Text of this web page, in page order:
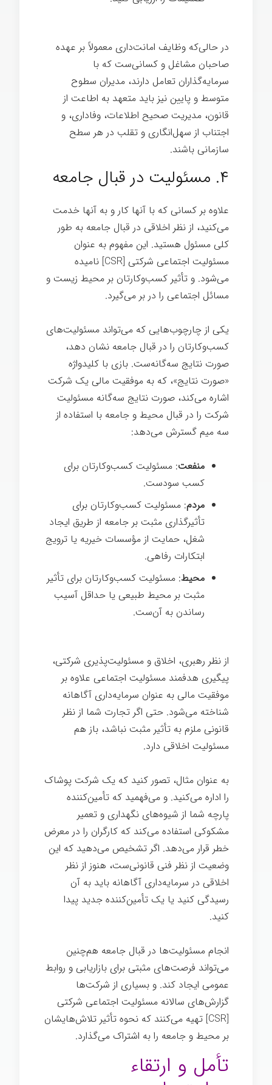
در حالی‌که وظایف امانت‌داری معمولاً بر عهده
صاحبان مشاغل و کسانی‌ست که با
سرمایه‌گذاران تعامل دارند، مدیران سطوح
متوسط و پایین نیز باید متعهد به اطاعت از
قانون، مدیریت صحیح اطلاعات، وفاداری، و
اجتناب از سهل‌انگاری و تقلب در هر سطح
سازمانی باشند.
۴. مسئولیت در قبال جامعه
علاوه بر کسانی که با آنها کار و به آنها خدمت
می‌کنید، از نظر اخلاقی در قبال جامعه به طور
کلی مسئول هستید. این مفهوم به عنوان
مسئولیت اجتماعی شرکتی [CSR] نامیده
می‌شود. و تأثیر کسب‌وکارتان بر محیط زیست و
مسائل اجتماعی را در بر می‌گیرد.
یکی از چارچوب‌هایی که می‌تواند مسئولیت‌های
کسب‌وکارتان را در قبال جامعه نشان دهد،
صورت نتایج سه‌گانه‌ست. بازی با کلیدواژه
«صورت نتایج»، که به موفقیت مالی یک شرکت
اشاره می‌کند، صورت نتایج سه‌گانه مسئولیت
شرکت را در قبال محیط و جامعه با استفاده از
سه میم گسترش می‌دهد:
منفعت: مسئولیت کسب‌وکارتان برای
کسب سودست.
مردم: مسئولیت کسب‌وکارتان برای
تأثیرگذاری مثبت بر جامعه از طریق ایجاد
شغل، حمایت از مؤسسات خیریه یا ترویج
ابتکارات رفاهی.
محیط: مسئولیت کسب‌وکارتان برای تأثیر
مثبت بر محیط طبیعی یا حداقل آسیب
رساندن به آن‌ست.
از نظر رهبری، اخلاق و مسئولیت‌پذیری شرکتی،
پیگیری هدفمند مسئولیت اجتماعی علاوه بر
موفقیت مالی به عنوان سرمایه‌داری آگاهانه
شناخته می‌شود. حتی اگر تجارت شما از نظر
قانونی ملزم به تأثیر مثبت نباشد، باز هم
مسئولیت اخلاقی دارد.
به عنوان مثال، تصور کنید که یک شرکت پوشاک
را اداره می‌کنید. و می‌فهمید که تأمین‌کننده
پارچه شما از شیوه‌های نگهداری و تعمیر
مشکوکی استفاده می‌کند که کارگران را در معرض
خطر قرار می‌دهد. اگر تشخیص می‌دهید که این
وضعیت از نظر فنی قانونی‌ست، هنوز از نظر
اخلاقی در سرمایه‌داری آگاهانه باید به آن
رسیدگی کنید یا یک تأمین‌کننده جدید پیدا
کنید.
انجام مسئولیت‌ها در قبال جامعه هم‌چنین
می‌تواند فرصت‌های مثبتی برای بازاریابی و روابط
عمومی ایجاد کند. و بسیاری از شرکت‌ها
گزارش‌های سالانه مسئولیت اجتماعی شرکتی
[CSR] تهیه می‌کنند که نحوه تأثیر تلاش‌هایشان
بر محیط و جامعه را به اشتراک می‌گذارد.
تأمل و ارتقاء